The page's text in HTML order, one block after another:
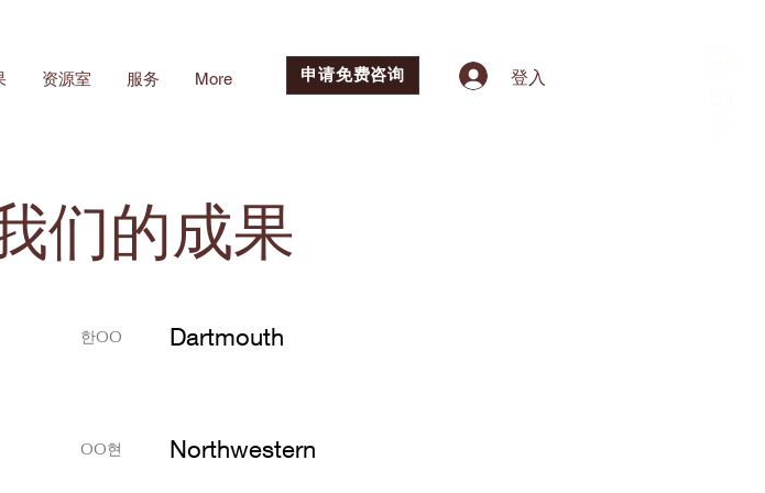
资源室 服务 More 申请免费咨询 登入
们的成果
한OO Dartmouth
OO현 Northwestern